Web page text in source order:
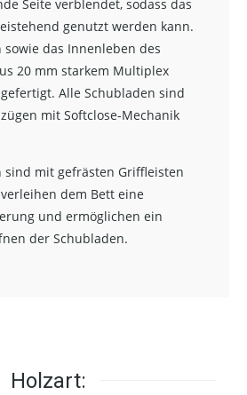
Seite verblendet, sodass das
genutzt werden kann.
sowie das Innenleben des
20 mm starkem Multiplex
Alle Schubladen sind
mit Softclose-Mechanik
sind mit gefrästen Griffleisten
dem Bett eine
und ermöglichen ein
der Schubladen.
Holzart: